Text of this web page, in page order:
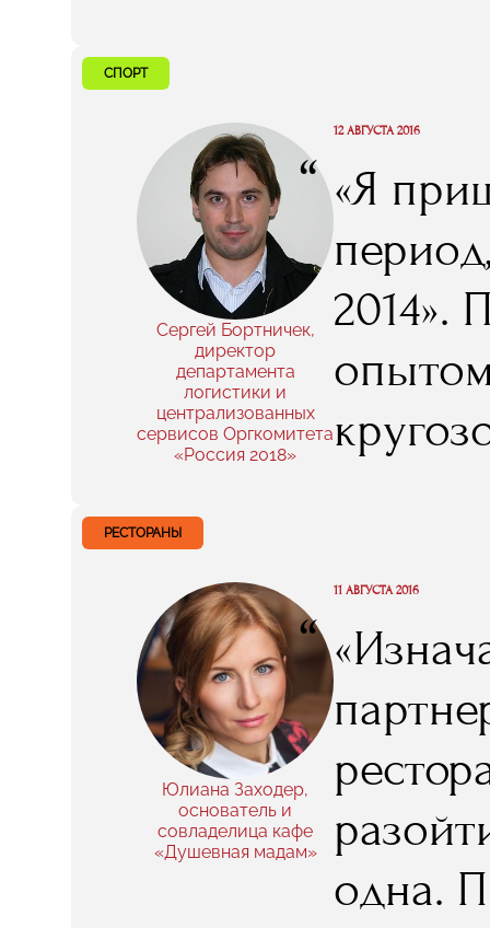
этого
иметь.
в
СПОРТ
Сергей Бортничек,
директор
департамента
логистики и
централизованных
сервисов Оргкомитета
«Россия 2018»
“
12 АВГУСТА 2016
«Я
2014».
РЕСТОРАНЫ
Юлиана Заходер,
основатель и
совладелица кафе
«Душевная мадам»
“
11 АВГУСТА 2016
одна.